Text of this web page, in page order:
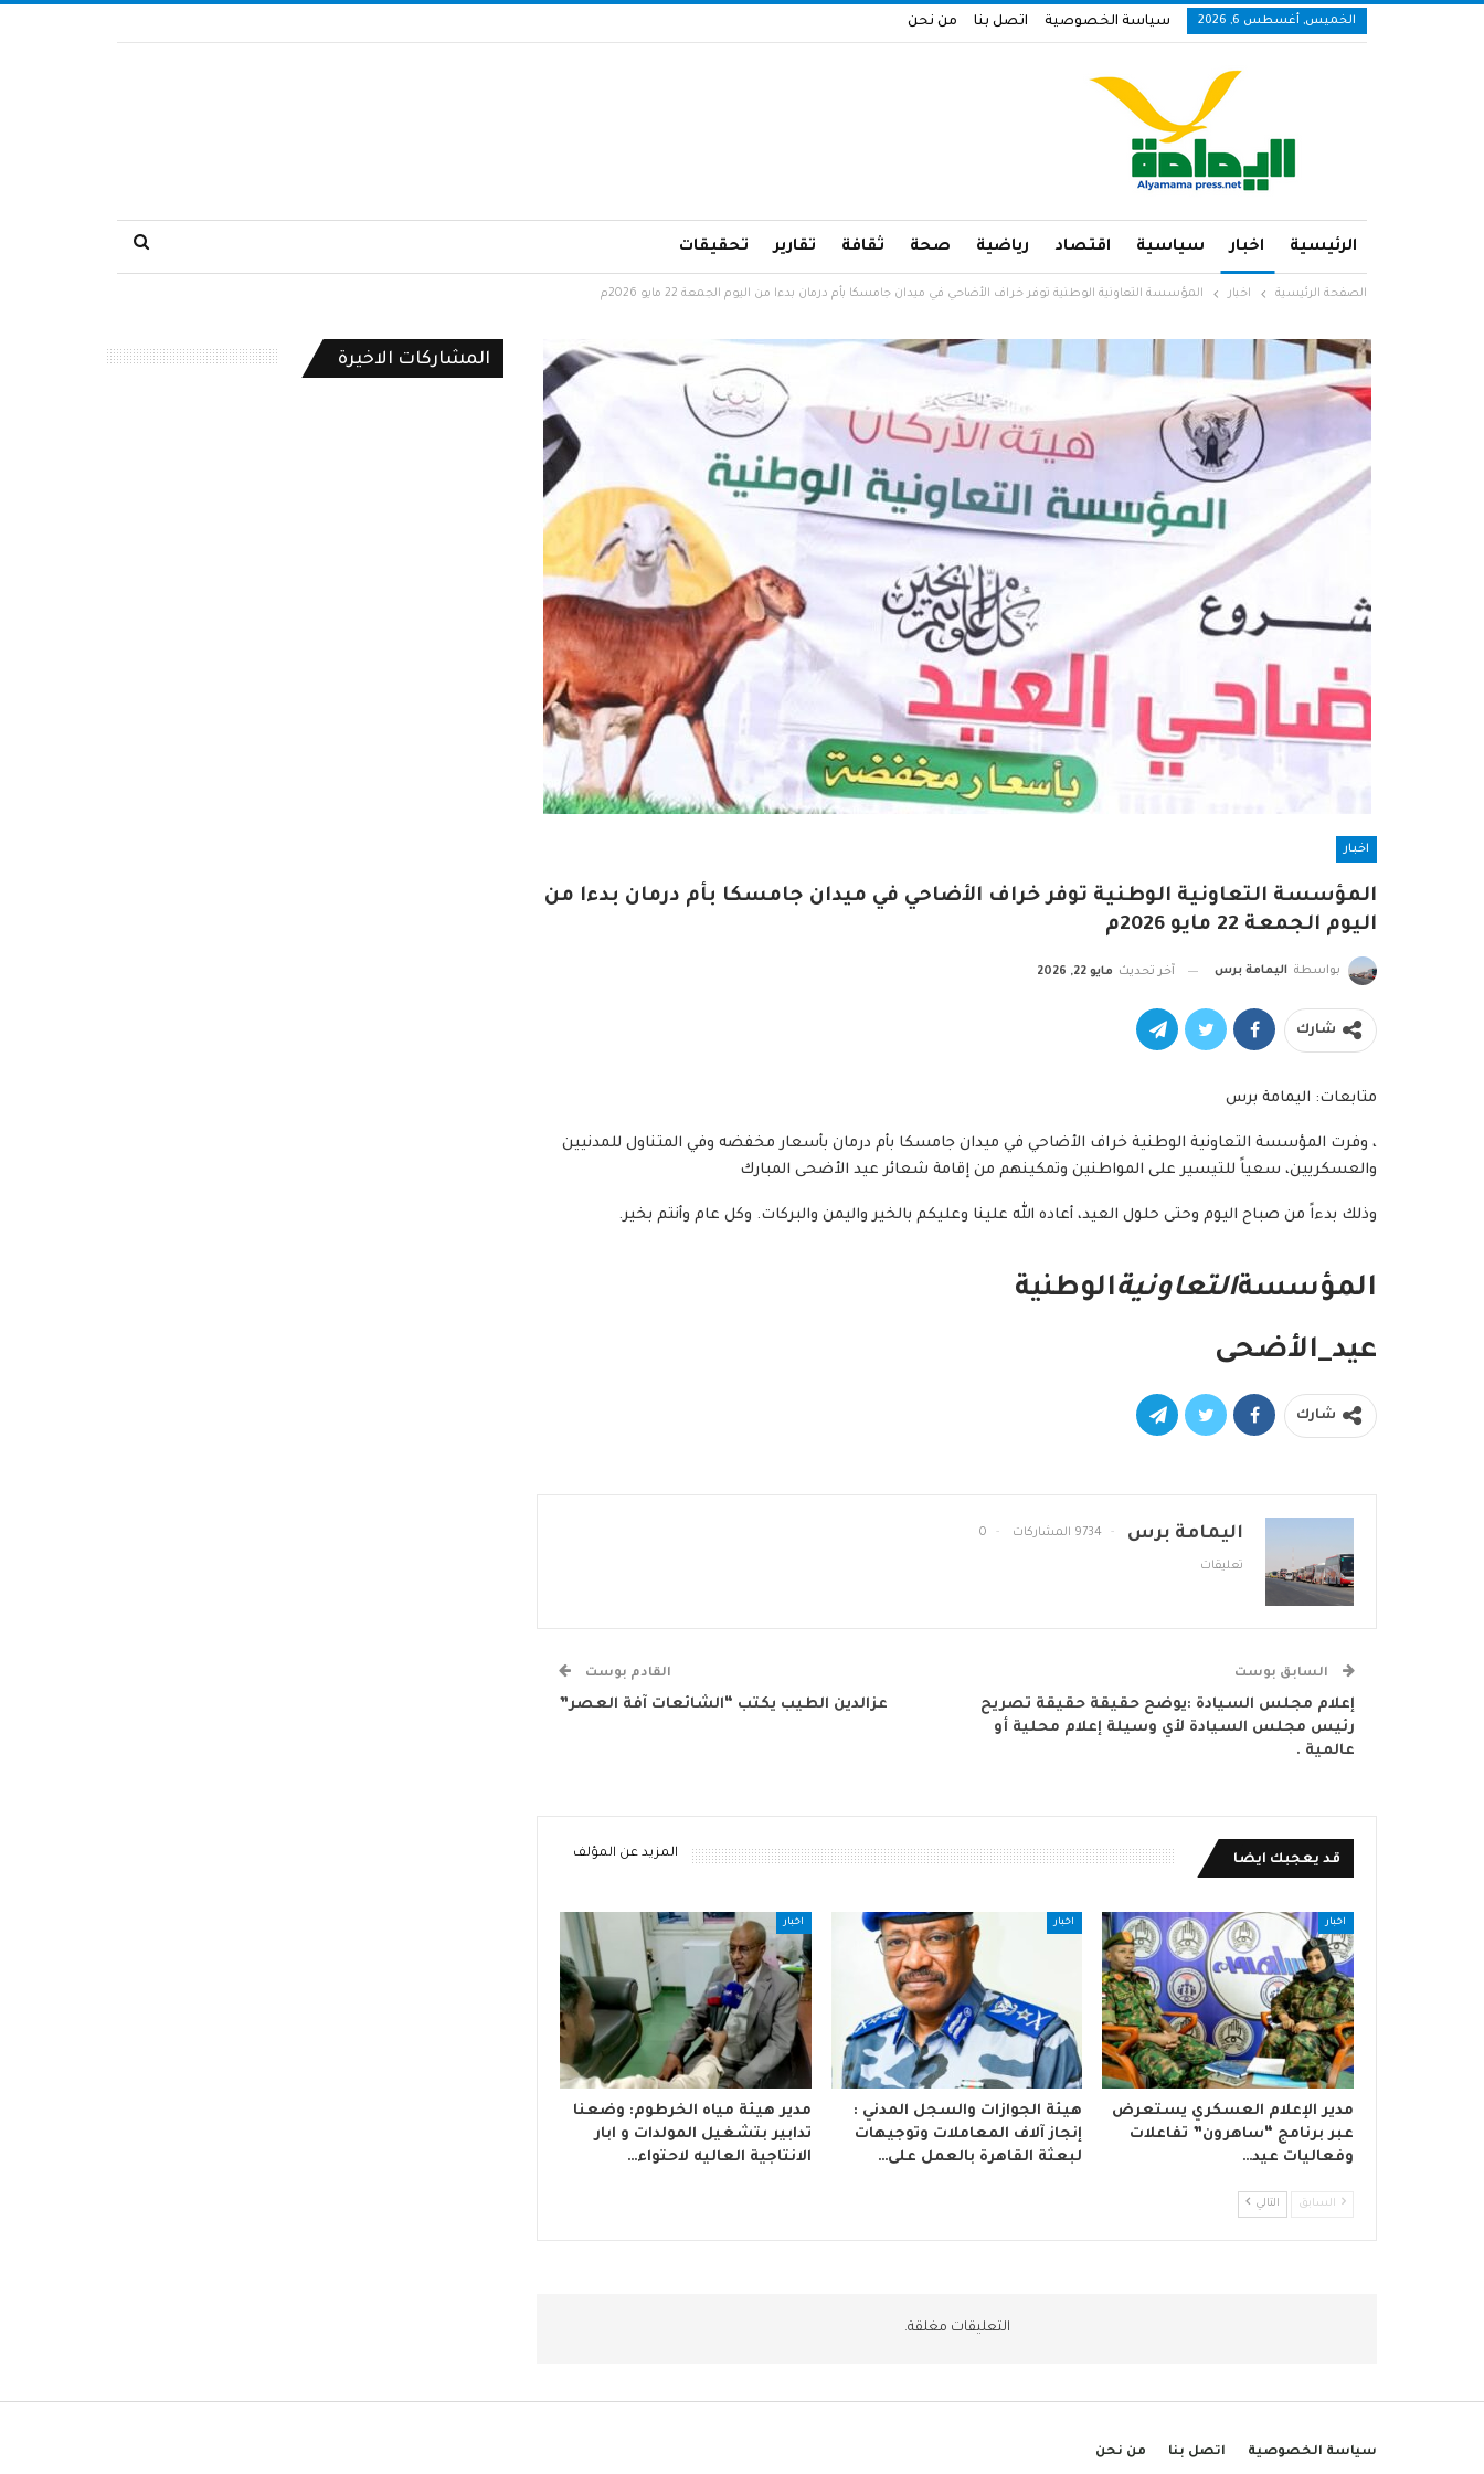
الخميس, أغسطس 6, 2026 سياسة الخصوصية اتصل بنا من نحن
الرئيسية اخبار سياسية اقتصاد رياضية صحة ثقافة تقارير تحقيقات
الصفحة الرئيسية اخبار المؤسسة التعاونية الوطنية توفر خراف الأضاحي في ميدان جامسكا بأم درمان بدءا من اليوم الجمعة 22 مايو 2026م
اخبار
المؤسسة التعاونية الوطنية توفر خراف الأضاحي في ميدان جامسكا بأم درمان بدءا من
اليوم الجمعة 22 مايو 2026م
بواسطة اليمامة برس آخر تحديث مايو 22, 2026
شارك
متابعات: اليمامة برس
، وفرت المؤسسة التعاونية الوطنية خراف الأضاحي في ميدان جامسكا بأم درمان بأسعار مخفضه وفي المتناول للمدنيين
والعسكريين، سعياً للتيسير على المواطنين وتمكينهم من إقامة شعائر عيد الأضحى المبارك
وذلك بدءاً من صباح اليوم وحتى حلول العيد، أعاده الله علينا وعليكم بالخير واليمن والبركات. وكل عام وأنتم بخير.
المؤسسةالتعاونيةالوطنية
عيد_الأضحى
شارك
اليمامة برس 9734 المشاركات 0
تعليقات
السابق بوست
إعلام مجلس السيادة :يوضح حقيقة حقيقة تصريح
رئيس مجلس السيادة لأي وسيلة إعلام محلية أو
عالمية .
القادم بوست
عزالدين الطيب يكتب “الشائعات آفة العصر”
قد يعجبك ايضا المزيد عن المؤلف
اخبار
مدير الإعلام العسكري يستعرض
عبر برنامج “ساهرون” تفاعلات
وفعاليات عيد…
اخبار
هيئة الجوازات والسجل المدني :
إنجاز آلاف المعاملات وتوجيهات
لبعثة القاهرة بالعمل على…
اخبار
مدير هيئة مياه الخرطوم: وضعنا
تدابير بتشغيل المولدات و ابار
الانتاجية العاليه لاحتواء…
السابق التالي
التعليقات مغلقة.
المشاركات الاخيرة
سياسة الخصوصية اتصل بنا من نحن